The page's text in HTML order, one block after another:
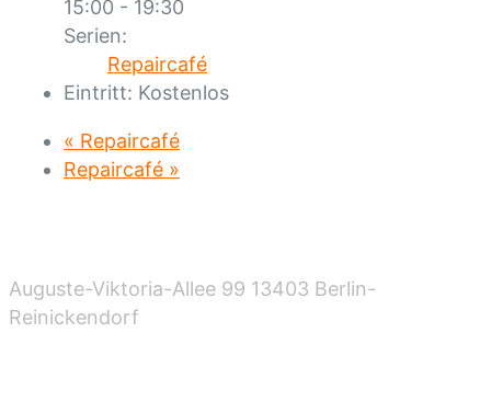
15:00 - 19:30
Serien:
Repaircafé
Eintritt: Kostenlos
« Repaircafé
Repaircafé »
Auguste-Viktoria-Allee 99 13403 Berlin-
Reinickendorf